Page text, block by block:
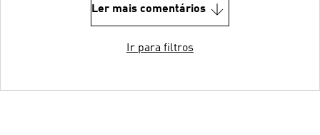
Ler mais comentários
Ir para filtros